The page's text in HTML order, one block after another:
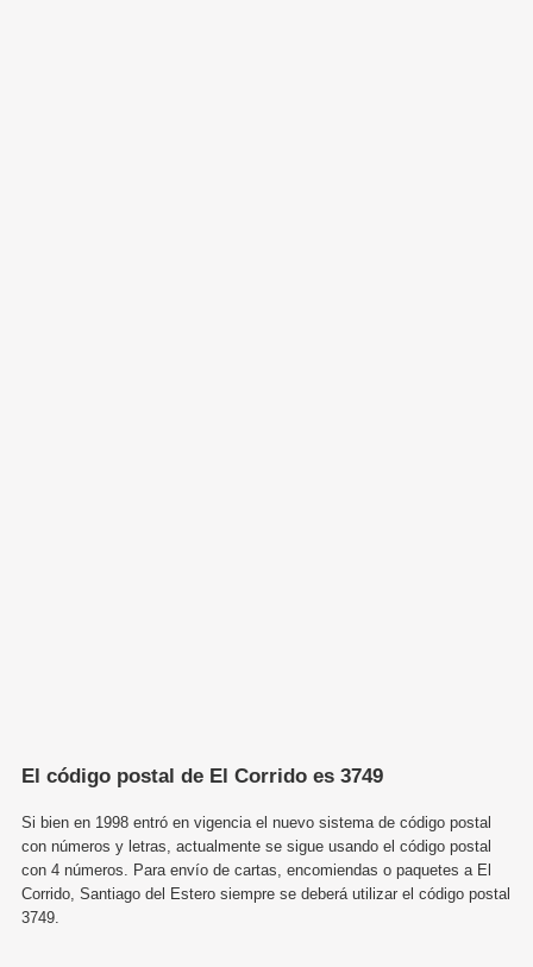
El código postal de El Corrido es 3749
Si bien en 1998 entró en vigencia el nuevo sistema de código postal
con números y letras, actualmente se sigue usando el código postal
con 4 números. Para envío de cartas, encomiendas o paquetes a El
Corrido, Santiago del Estero siempre se deberá utilizar el código postal
3749.